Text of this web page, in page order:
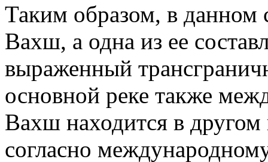
Таким образом, в данном
Вахш, а одна из ее
выраженный
основной реке также
Вахш находится в другом
согласно